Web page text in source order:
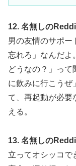
12. 名無しの
男の友情のサポー
忘れろ」なんだよ
どうなの？」って
に飲みに行こうぜ
て、再起動が必要
える。
13. 名無しの
立ってオシッコで